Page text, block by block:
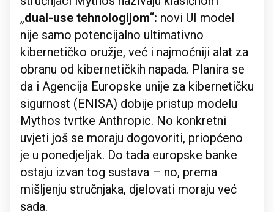
„dual-use tehnologijom“: novi UI model
nije samo potencijalno ultimativno
kibernetičko oružje, već i najmoćniji alat za
obranu od kibernetičkih napada. Planira se
da i Agencija Europske unije za kibernetičku
sigurnost (ENISA) dobije pristup modelu
Mythos tvrtke Anthropic. No konkretni
uvjeti još se moraju dogovoriti, priopćeno
je u ponedjeljak. Do tada europske banke
ostaju izvan tog sustava – no, prema
mišljenju stručnjaka, djelovati moraju već
sada.